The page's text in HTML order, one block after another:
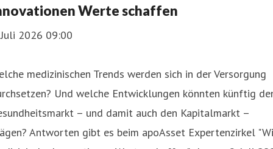
Werte schaffen
2026 09:00
medizinischen Trends werden sich in der Versorgung
Und welche Entwicklungen könnten künftig
– und damit auch den Kapitalmarkt –
Antworten gibt es beim apoAsset Expertenzirkel